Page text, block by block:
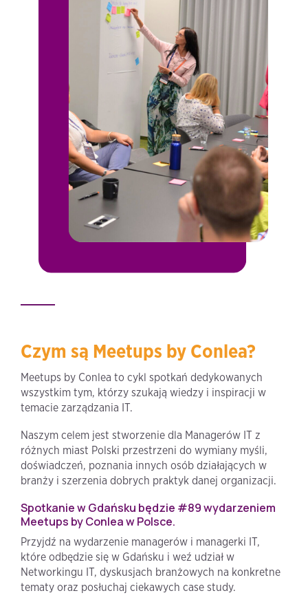
Czym są Meetups by Conlea?
Meetups by Conlea to cykl spotkań dedykowanych
wszystkim tym, którzy szukają wiedzy i inspiracji w
temacie zarządzania IT.
Naszym celem jest stworzenie dla Managerów IT z
różnych miast Polski przestrzeni do wymiany myśli,
doświadczeń, poznania innych osób działających w
branży i szerzenia dobrych praktyk danej organizacji.
Spotkanie w Gdańsku będzie #89 wydarzeniem
Meetups by Conlea w Polsce.
Przyjdź na wydarzenie managerów i managerki IT,
które odbędzie się w Gdańsku i weź udział w
Networkingu IT, dyskusjach branżowych na konkretne
tematy oraz posłuchaj ciekawych case study.